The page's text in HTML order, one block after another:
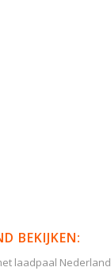
BEKIJKEN:
laadpaal Nederland